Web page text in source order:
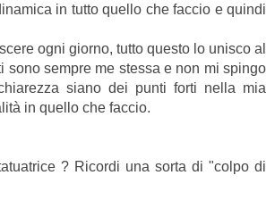
in tutto quello che faccio e quindi
ogni giorno, tutto questo lo unisco al
sempre me stessa e non mi spingo
siano dei punti forti nella mia
in quello che faccio.
? Ricordi una sorta di "colpo di